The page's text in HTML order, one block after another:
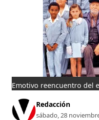
Emotivo reencuentro del
Redacción
sábado, 28